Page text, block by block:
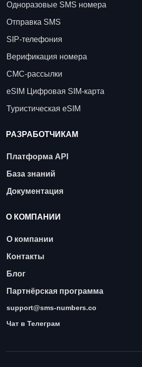
Одноразовые SMS номера
Отправка SMS
SIP-телефония
Верификация номера
СМС-рассылки
eSIM Цифровая SIM-карта
Туристическая eSIM
РАЗРАБОТЧИКАМ
Платформа API
База знаний
Документация
О КОМПАНИИ
О компании
Контакты
Блог
Партнёрская программа
support@sms-numbers.co
Чат в Телеграм